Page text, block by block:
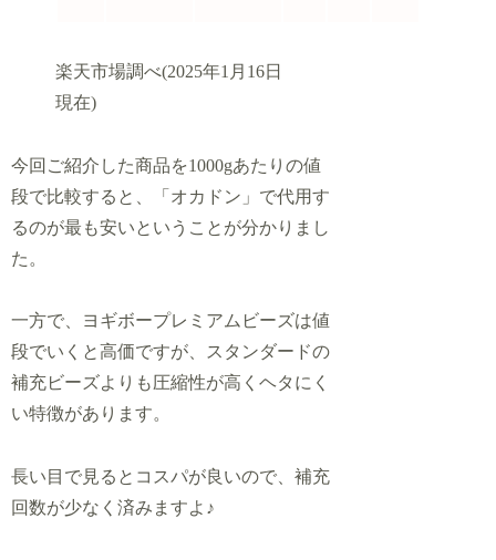
楽天市場調べ(2025年1月16日
現在)
今回ご紹介した商品を1000gあたりの値
段で比較すると、「オカドン」で代用す
るのが最も安いということが分かりまし
た。
一方で、ヨギボープレミアムビーズは値
段でいくと高価ですが、スタンダードの
補充ビーズよりも圧縮性が高くヘタにく
い特徴があります。
長い目で見るとコスパが良いので、補充
回数が少なく済みますよ♪